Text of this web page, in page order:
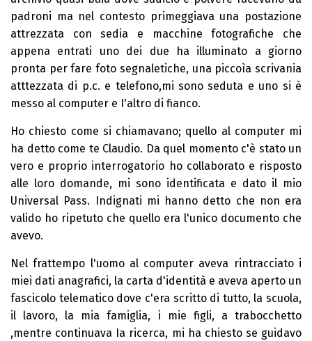
padroni ma nel contesto primeggiava una postazione
attrezzata con sedia e macchine fotografiche che
appena entrati uno dei due ha illuminato a giorno
pronta per fare foto segnaletiche, una piccoìa scrivania
atttezzata di p.c. e telefono,mi sono seduta e uno si è
messo al computer e I'altro di fianco.
Ho chiesto come si chiamavano; quello al computer mi
ha detto come te Claudio. Da quel momento c'è stato un
vero e proprio interrogatorio ho collaborato e risposto
alle loro domande, mi sono identificata e dato il mio
Universal Pass. Indignati mi hanno detto che non era
valido ho ripetuto che quello era l'unico documento che
avevo.
Nel frattempo l'uomo al computer aveva rintracciato i
miei dati anagrafici, la carta d'identità e aveva aperto un
fascicolo telematico dove c'era scritto di tutto, la scuola,
il lavoro, la mia famiglia, i mie figli, a trabocchetto
,mentre continuava Ia ricerca, mi ha chiesto se guidavo